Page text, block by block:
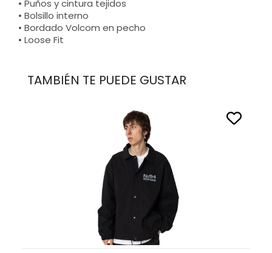
• Puños y cintura tejidos
• Bolsillo interno
• Bordado Volcom en pecho
• Loose Fit
TAMBIÉN TE PUEDE GUSTAR